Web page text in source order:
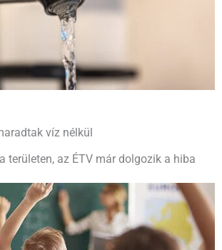
víz nélkül
területen, az ÉTV már dolgozik a hiba